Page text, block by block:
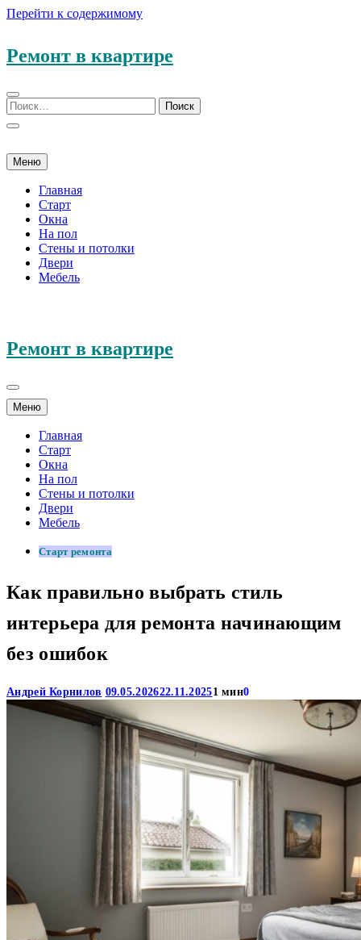
Перейти к содержимому
Ремонт в квартире
Меню
Главная
Старт
Окна
На пол
Стены и потолки
Двери
Мебель
Ремонт в квартире
Меню
Главная
Старт
Окна
На пол
Стены и потолки
Двери
Мебель
Старт ремонта
Как правильно выбрать стиль
интерьера для ремонта начинающим
без ошибок
Андрей Корнилов 09.05.202622.11.20251 мин0